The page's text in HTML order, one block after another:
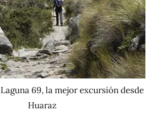
69, la mejor excursión desde
Huaraz